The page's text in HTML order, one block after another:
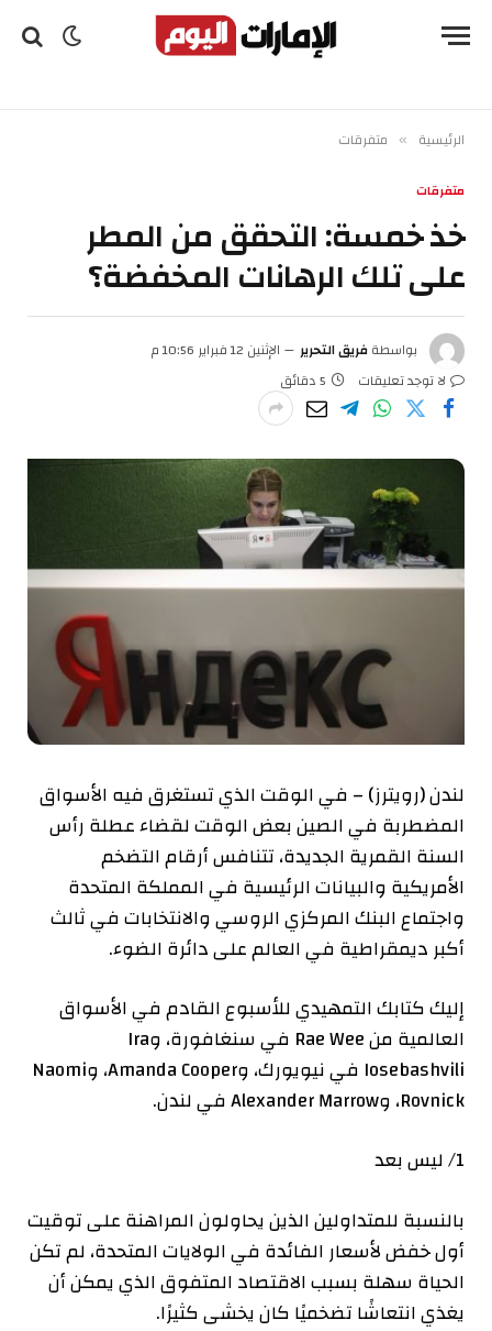
الرئيسية » متفرقات
متفرقات
خذ خمسة: التحقق من المطر
على تلك الرهانات المخفضة؟
بواسطةفريق التحرير
الإثنين 12 فبراير 10:56 م
لا توجد تعليقات
5 دقائق
لندن (رويترز) – في الوقت الذي تستغرق فيه الأسواق
المضطربة في الصين بعض الوقت لقضاء عطلة رأس
السنة القمرية الجديدة، تتنافس أرقام التضخم
الأمريكية والبيانات الرئيسية في المملكة المتحدة
واجتماع البنك المركزي الروسي والانتخابات في ثالث
أكبر ديمقراطية في العالم على دائرة الضوء.
إليك كتابك التمهيدي للأسبوع القادم في الأسواق
العالمية من Rae Wee في سنغافورة، وIra
Iosebashvili في نيويورك، وAmanda Cooper، وNaomi
Rovnick، وAlexander Marrow في لندن.
1/ ليس بعد
بالنسبة للمتداولين الذين يحاولون المراهنة على توقيت
أول خفض لأسعار الفائدة في الولايات المتحدة، لم تكن
الحياة سهلة بسبب الاقتصاد المتفوق الذي يمكن أن
يغذي انتعاشًا تضخميًا كان يخشى كثيرًا.